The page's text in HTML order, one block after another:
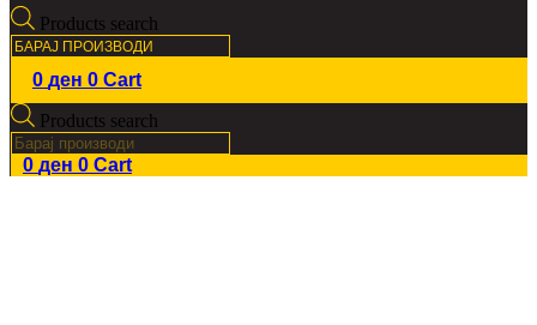
Products search
0 ден 0 Cart
Products search
0 ден 0 Cart